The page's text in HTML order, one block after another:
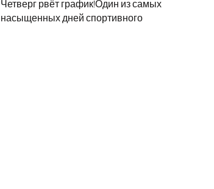
Четверг рвёт график!Один из самых
насыщенных дней спортивного